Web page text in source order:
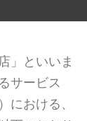
」といいま
サービス
における、